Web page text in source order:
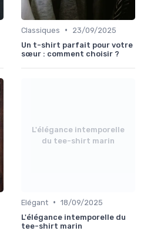
Classiques •
23/09/2025
Un t-shirt parfait pour votre
sœur : comment choisir ?
L'élégance intemporelle
du tee-shirt marin
Elégant • 18/09/2025
L'élégance intemporelle du
tee-shirt marin